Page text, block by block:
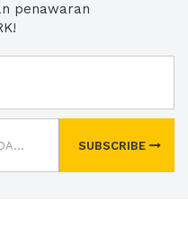
penawaran
SUBSCRIBE